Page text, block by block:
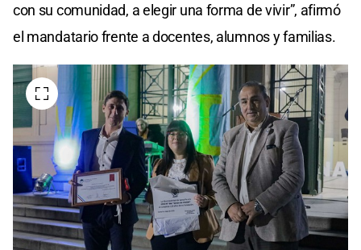
con su comunidad, a elegir una forma de vivir”, afirmó
el mandatario frente a docentes, alumnos y familias.